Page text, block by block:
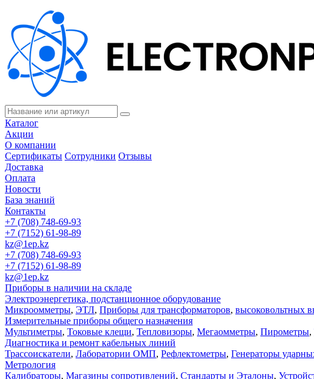
Каталог
Акции
О компании
Сертификаты Сотрудники Отзывы
Доставка
Оплата
Новости
База знаний
Контакты
+7 (708) 748-69-93
+7 (7152) 61-98-89
kz@1ep.kz
+7 (708) 748-69-93
+7 (7152) 61-98-89
kz@1ep.kz
Приборы в наличии на складе
Электроэнергетика, подстанционное оборудование
Микроомметры, ЭТЛ, Приборы для трансформаторов, высоковольтных
Измерительные приборы общего назначения
Мультиметры, Токовые клещи, Тепловизоры, Мегаомметры, Пирометры,
Диагностика и ремонт кабельных линий
Трассоискатели, Лаборатории ОМП, Рефлектометры, Генераторы
Метрология
Калибраторы, Магазины сопротивлений, Стандарты и Эталоны,